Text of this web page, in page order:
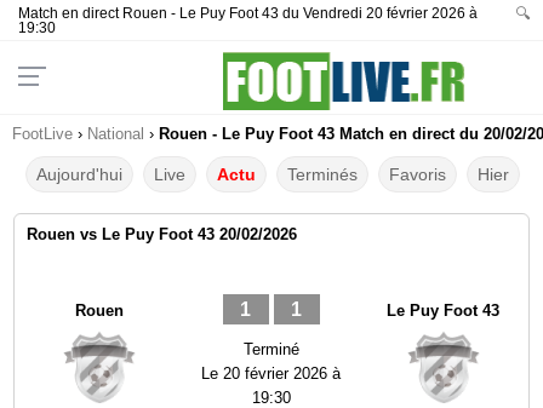
Match en direct Rouen - Le Puy Foot 43 du Vendredi 20 février 2026 à
19:30
🔍
FootLive › National › Rouen - Le Puy Foot 43 Match en direct du 20/02/
Aujourd'hui Live Actu Terminés Favoris Hier
Rouen vs Le Puy Foot 43 20/02/2026
Rouen 1 1
Terminé
Le20 février 2026 à
19:30
Le Puy Foot 43